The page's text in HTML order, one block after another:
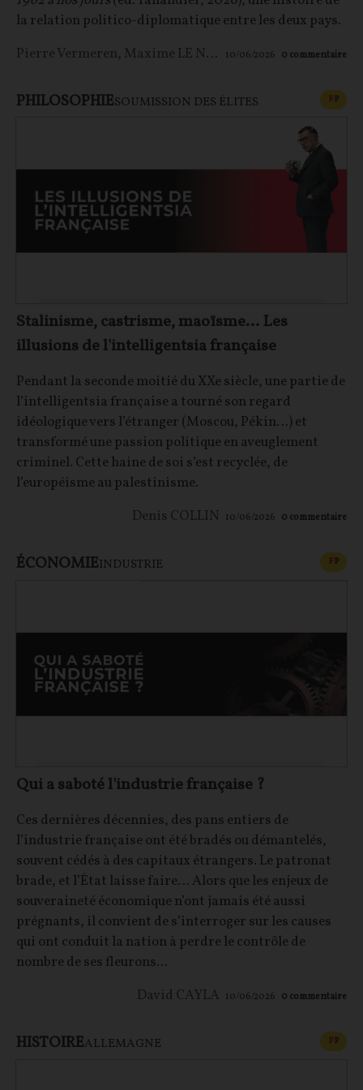
la relation politico-diplomatique entre les deux pays.
Pierre Vermeren, Maxime LE NAGARD 10/06/2026 0 commentaire
PHILOSOPHIESOUMISSION DES ÉLITES FP
Stalinisme, castrisme, maoïsme… Les
illusions de l'intelligentsia française
Pendant la seconde moitié du XXe siècle, une partie de
l’intelligentsia française a tourné son regard
idéologique vers l’étranger (Moscou, Pékin…) et
transformé une passion politique en aveuglement
criminel. Cette haine de soi s’est recyclée, de
l’européisme au palestinisme.
Denis COLLIN 10/06/2026 0 commentaire
ÉCONOMIEINDUSTRIE FP
Qui a saboté l'industrie française ?
Ces dernières décennies, des pans entiers de
l’industrie française ont été bradés ou démantelés,
souvent cédés à des capitaux étrangers. Le patronat
brade, et l’État laisse faire… Alors que les enjeux de
souveraineté économique n’ont jamais été aussi
prégnants, il convient de s’interroger sur les causes
qui ont conduit la nation à perdre le contrôle de
nombre de ses fleurons...
David CAYLA 10/06/2026 0 commentaire
HISTOIREALLEMAGNE FP